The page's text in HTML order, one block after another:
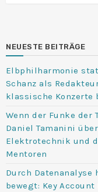
NEUESTE BEITRÄGE
Elbphilharmonie
Schanz als
klassische Konzerte
Wenn der Funke
Daniel Tamanini
Elektrotechnik und
Mentoren
Durch Datenanalyse
bewegt: Key